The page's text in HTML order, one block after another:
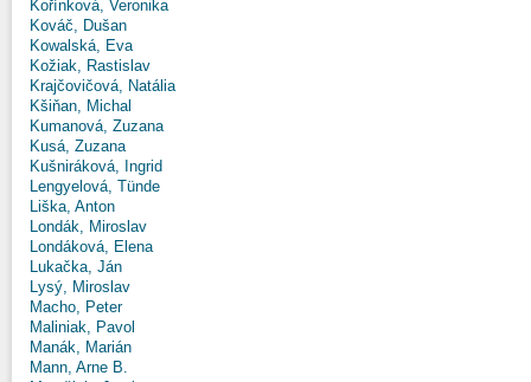
Kořínková, Veronika
Kováč, Dušan
Kowalská, Eva
Kožiak, Rastislav
Krajčovičová, Natália
Kšiňan, Michal
Kumanová, Zuzana
Kusá, Zuzana
Kušniráková, Ingrid
Lengyelová, Tünde
Liška, Anton
Londák, Miroslav
Londáková, Elena
Lukačka, Ján
Lysý, Miroslav
Macho, Peter
Maliniak, Pavol
Manák, Marián
Mann, Arne B.